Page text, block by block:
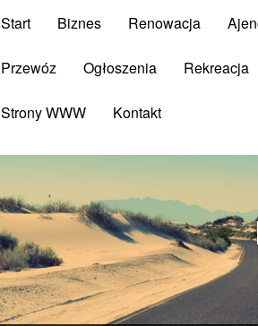
Start Biznes Renowacja
Przewóz Ogłoszenia Rekreacja
Strony WWW Kontakt